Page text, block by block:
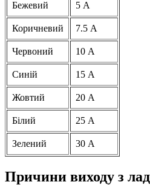
Бежевий 5 А
Коричневий 7.5 А
Червоний 10 А
Синій 15 А
Жовтий 20 А
Білий 25 А
Зелений 30 А
Причини виходу з